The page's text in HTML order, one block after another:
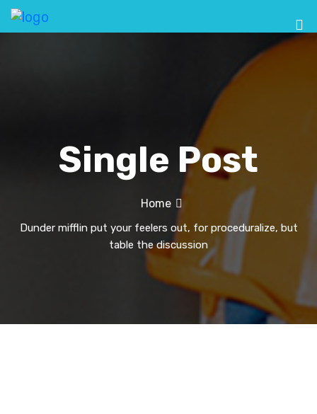
Single Post
Home
Dunder mifflin put your feelers out, for proceduralize, but
table the discussion